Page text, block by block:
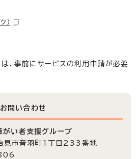
）
、事前にサービスの利用申請が必要
お問い合わせ
い者支援グループ
市音羽町1丁目233番地